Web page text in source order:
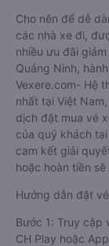
Cho nên để dễ
các nhà xe đi,
nhiều ưu đãi
Quảng Ninh,
Vexere.com- Hệ
nhất tại Việt
dịch đặt mua vé
của quý khách
cam kết giải
hoặc hoàn tiền
Hướng dẫn đặt
Bước 1: Truy cập
CH Play hoặc